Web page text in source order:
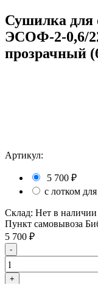
Сушилка для
ЭСОФ-2-0,6/
прозрачный
Артикул:
5 700 ₽
с лотком
Склад: Нет в наличии
Пункт самовывоза
5 700 ₽
-
+